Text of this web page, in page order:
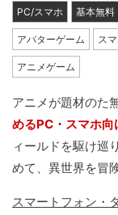
PC/スマホ 基本無料
アバターゲーム ス
アニメゲーム
アニメが題材のた
めるPC・スマホ向
ィールドを駆け巡
めて、異世界を冒
スマートフォン・